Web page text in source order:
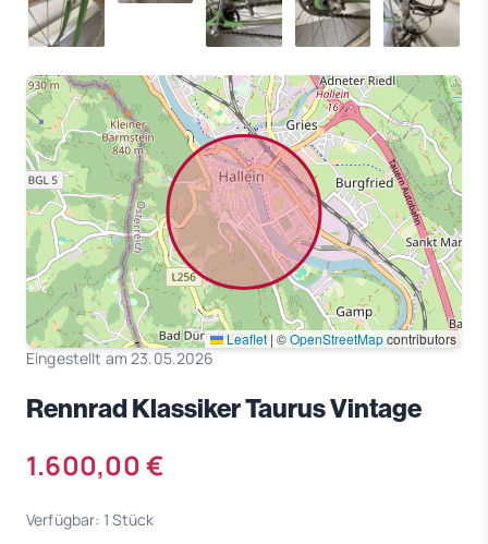
Leaflet|©OpenStreetMapcontributors
Eingestellt am 23.05.2026
Rennrad Klassiker Taurus Vintage
1.600,00 €
Verfügbar: 1 Stück